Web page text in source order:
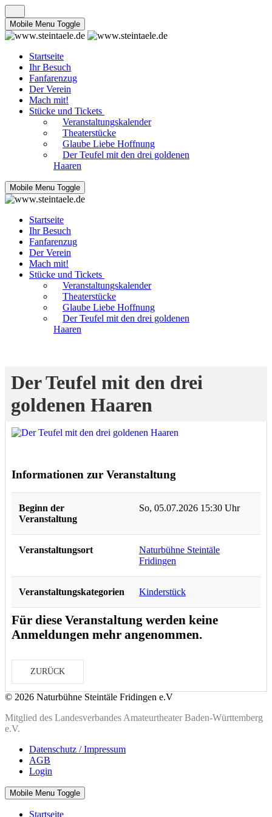
Mobile Menu Toggle
Startseite
Ihr Besuch
Fanfarenzug
Der Verein
Mach mit!
Stücke und Tickets
Veranstaltungskalender
Theaterstücke
Glaube Liebe Hoffnung
Der Teufel mit den drei goldenen
Haaren
Mobile Menu Toggle
Startseite
Ihr Besuch
Fanfarenzug
Der Verein
Mach mit!
Stücke und Tickets
Veranstaltungskalender
Theaterstücke
Glaube Liebe Hoffnung
Der Teufel mit den drei goldenen
Haaren
Der Teufel mit den drei
goldenen Haaren
Informationen zur Veranstaltung
Beginn der
Veranstaltung
So, 05.07.2026 15:30 Uhr
Veranstaltungsort
Naturbühne Steintäle
Fridingen
Veranstaltungskategorien Kinderstück
Für diese Veranstaltung werden keine
Anmeldungen mehr angenommen.
ZURÜCK
© 2026 Naturbühne Steintäle Fridingen e.V
Mitglied des Landesverbandes Amateurtheater Baden-Württemberg
e.V.
Datenschutz / Impressum
AGB
Login
Mobile Menu Toggle
Startseite